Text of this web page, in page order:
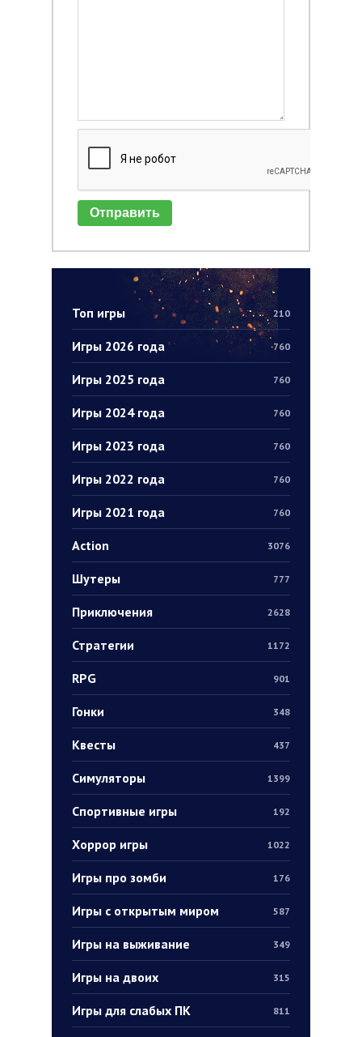
Топ игры 210
Игры 2026 года 760
Игры 2025 года 760
Игры 2024 года 760
Игры 2023 года 760
Игры 2022 года 760
Игры 2021 года 760
Action 3076
Шутеры 777
Приключения 2628
Стратегии 1172
RPG 901
Гонки 348
Квесты 437
Симуляторы 1399
Спортивные игры 192
Хоррор игры 1022
Игры про зомби 176
Игры с открытым миром 587
Игры на выживание 349
Игры на двоих 315
Игры для слабых ПК 811
Отправить